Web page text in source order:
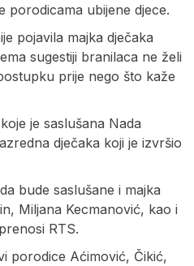
porodicama ubijene djece.
pojavila majka dječaka
sugestiji branilaca ne želi
prije nego što kaže
je saslušana Nada
dječaka koji je izvršio
bude saslušane i majka
Miljana Kecmanović, kao i
RTS.
porodice Aćimović, Čikić,